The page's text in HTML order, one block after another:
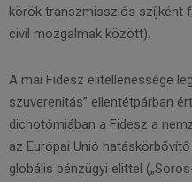
körök transzmissziós szíjként
civil mozgalmak között).
A mai Fidesz elitellenessége
szuverenitás” ellentétpárban
dichotómiában a Fidesz a
az Európai Unió
globális pénzügyi elittel